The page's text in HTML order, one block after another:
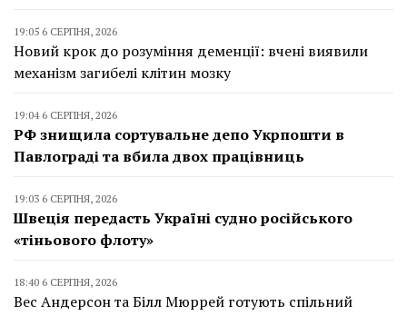
19:05 6 СЕРПНЯ, 2026
Новий крок до розуміння деменції: вчені виявили
механізм загибелі клітин мозку
19:04 6 СЕРПНЯ, 2026
РФ знищила сортувальне депо Укрпошти в
Павлограді та вбила двох працівниць
19:03 6 СЕРПНЯ, 2026
Швеція передасть Україні судно російського
«тіньового флоту»
18:40 6 СЕРПНЯ, 2026
Вес Андерсон та Білл Мюррей готують спільний